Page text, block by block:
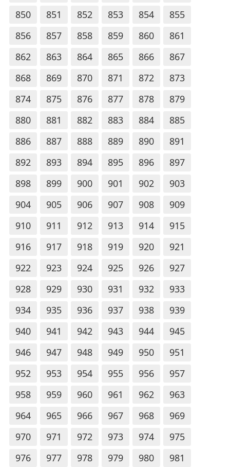
850
851 852 853 854
855
856
857 858 859 860
861
862
863 864 865 866
867
868
869 870 871 872
873
874
875 876 877 878
879
880
881 882 883 884
885
886
887 888 889 890
891
892
893 894 895 896
897
898
899 900 901 902
903
904
905 906 907 908
909
910
911 912 913 914
915
916
917 918 919 920
921
922
923 924 925 926
927
928
929 930 931 932
933
934
935 936 937 938
939
940
941 942 943 944
945
946
947 948 949 950
951
952
953 954 955 956
957
958
959 960 961 962
963
964
965 966 967 968
969
970
971 972 973 974
975
976
977 978 979 980 981